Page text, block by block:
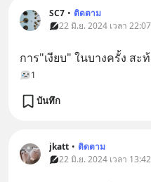
SC7 • ติดตาม
22 มิ.ย. 2024 เวลา
การ"เงียบ" ในบางครั้ง ส
1
บันทึก
jkatt • ติดตาม
22 มิ.ย. 2024 เวลา